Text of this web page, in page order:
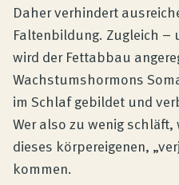
Daher verhindert
Faltenbildung. Zugleich –
wird der Fettabbau
Wachstumshormons
im Schlaf gebildet und
Wer also zu wenig
dieses körpereigenen,
kommen.